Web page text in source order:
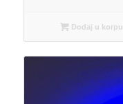
Dodaj u korpu